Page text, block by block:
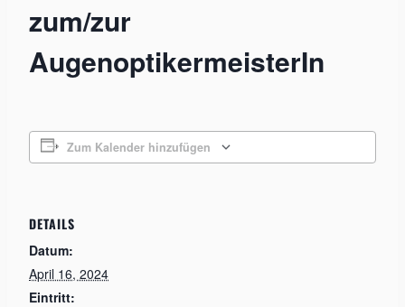
zum/zur
AugenoptikermeisterIn
Zum Kalender hinzufügen
DETAILS
Datum:
April 16, 2024
Eintritt: